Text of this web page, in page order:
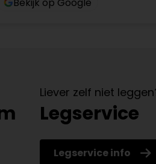
Liever zelf niet
Legservice
Legservice info